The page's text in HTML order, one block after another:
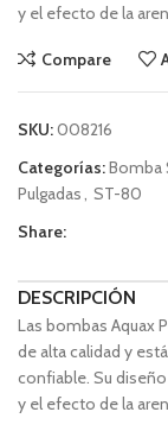
y el efecto de la
Compare
SKU:008216
Categorías:Bomba
Pulgadas, ST-80
Share:
DESCRIPCIÓN
Las bombas Aquax
de alta calidad y
confiable. Su
y el efecto de la